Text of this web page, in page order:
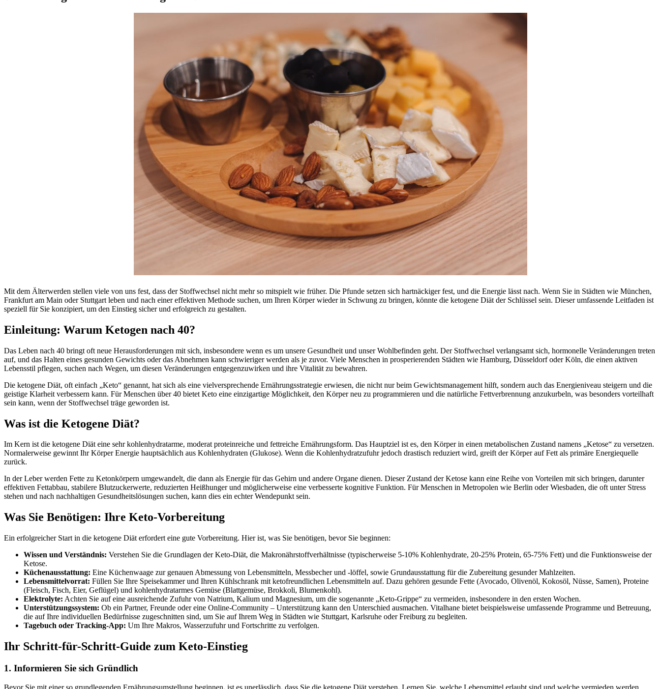
Mit dem Älterwerden stellen viele von uns fest, dass der Stoffwechsel nicht mehr so mitspielt wie früher. Die Pfunde setzen sich hartnäckiger fest, und die Energie lässt nach. Wenn Sie in Städten wie München,
Frankfurt am Main oder Stuttgart leben und nach einer effektiven Methode suchen, um Ihren Körper wieder in Schwung zu bringen, könnte die ketogene Diät der Schlüssel sein. Dieser umfassende Leitfaden ist
speziell für Sie konzipiert, um den Einstieg sicher und erfolgreich zu gestalten.
Einleitung: Warum Ketogen nach 40?
Das Leben nach 40 bringt oft neue Herausforderungen mit sich, insbesondere wenn es um unsere Gesundheit und unser Wohlbefinden geht. Der Stoffwechsel verlangsamt sich, hormonelle Veränderungen treten
auf, und das Halten eines gesunden Gewichts oder das Abnehmen kann schwieriger werden als je zuvor. Viele Menschen in prosperierenden Städten wie Hamburg, Düsseldorf oder Köln, die einen aktiven
Lebensstil pflegen, suchen nach Wegen, um diesen Veränderungen entgegenzuwirken und ihre Vitalität zu bewahren.
Die ketogene Diät, oft einfach „Keto“ genannt, hat sich als eine vielversprechende Ernährungsstrategie erwiesen, die nicht nur beim Gewichtsmanagement hilft, sondern auch das Energieniveau steigern und die
geistige Klarheit verbessern kann. Für Menschen über 40 bietet Keto eine einzigartige Möglichkeit, den Körper neu zu programmieren und die natürliche Fettverbrennung anzukurbeln, was besonders vorteilhaft
sein kann, wenn der Stoffwechsel träge geworden ist.
Was ist die Ketogene Diät?
Im Kern ist die ketogene Diät eine sehr kohlenhydratarme, moderat proteinreiche und fettreiche Ernährungsform. Das Hauptziel ist es, den Körper in einen metabolischen Zustand namens „Ketose“ zu versetzen.
Normalerweise gewinnt Ihr Körper Energie hauptsächlich aus Kohlenhydraten (Glukose). Wenn die Kohlenhydratzufuhr jedoch drastisch reduziert wird, greift der Körper auf Fett als primäre Energiequelle
zurück.
In der Leber werden Fette zu Ketonkörpern umgewandelt, die dann als Energie für das Gehirn und andere Organe dienen. Dieser Zustand der Ketose kann eine Reihe von Vorteilen mit sich bringen, darunter
effektiven Fettabbau, stabilere Blutzuckerwerte, reduzierten Heißhunger und möglicherweise eine verbesserte kognitive Funktion. Für Menschen in Metropolen wie Berlin oder Wiesbaden, die oft unter Stress
stehen und nach nachhaltigen Gesundheitslösungen suchen, kann dies ein echter Wendepunkt sein.
Was Sie Benötigen: Ihre Keto-Vorbereitung
Ein erfolgreicher Start in die ketogene Diät erfordert eine gute Vorbereitung. Hier ist, was Sie benötigen, bevor Sie beginnen:
Wissen und Verständnis: Verstehen Sie die Grundlagen der Keto-Diät, die Makronährstoffverhältnisse (typischerweise 5-10% Kohlenhydrate, 20-25% Protein, 65-75% Fett) und die Funktionsweise der
Ketose.
Küchenausstattung: Eine Küchenwaage zur genauen Abmessung von Lebensmitteln, Messbecher und -löffel, sowie Grundausstattung für die Zubereitung gesunder Mahlzeiten.
Lebensmittelvorrat: Füllen Sie Ihre Speisekammer und Ihren Kühlschrank mit ketofreundlichen Lebensmitteln auf. Dazu gehören gesunde Fette (Avocado, Olivenöl, Kokosöl, Nüsse, Samen), Proteine
(Fleisch, Fisch, Eier, Geflügel) und kohlenhydratarmes Gemüse (Blattgemüse, Brokkoli, Blumenkohl).
Elektrolyte: Achten Sie auf eine ausreichende Zufuhr von Natrium, Kalium und Magnesium, um die sogenannte „Keto-Grippe“ zu vermeiden, insbesondere in den ersten Wochen.
Unterstützungssystem: Ob ein Partner, Freunde oder eine Online-Community – Unterstützung kann den Unterschied ausmachen. Vitalhane bietet beispielsweise umfassende Programme und Betreuung,
die auf Ihre individuellen Bedürfnisse zugeschnitten sind, um Sie auf Ihrem Weg in Städten wie Stuttgart, Karlsruhe oder Freiburg zu begleiten.
Tagebuch oder Tracking-App: Um Ihre Makros, Wasserzufuhr und Fortschritte zu verfolgen.
Ihr Schritt-für-Schritt-Guide zum Keto-Einstieg
1. Informieren Sie sich Gründlich
Bevor Sie mit einer so grundlegenden Ernährungsumstellung beginnen, ist es unerlässlich, dass Sie die ketogene Diät verstehen. Lernen Sie, welche Lebensmittel erlaubt sind und welche vermieden werden